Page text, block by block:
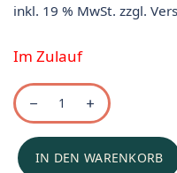
inkl. 19 % MwSt. zzgl.
Im Zulauf
IN DEN WARENKORB